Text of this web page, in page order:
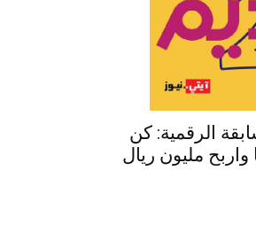
الرقمية: كن
مليون ريال